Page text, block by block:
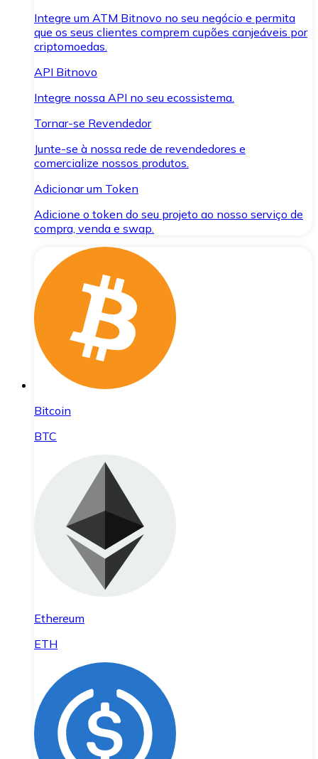
Integre um ATM Bitnovo no seu negócio e permita
que os seus clientes comprem cupões canjeáveis por
criptomoedas.
API Bitnovo
Integre nossa API no seu ecossistema.
Tornar-se Revendedor
Junte-se à nossa rede de revendedores e
comercialize nossos produtos.
Adicionar um Token
Adicione o token do seu projeto ao nosso serviço de
compra, venda e swap.
Bitcoin
BTC
Ethereum
ETH